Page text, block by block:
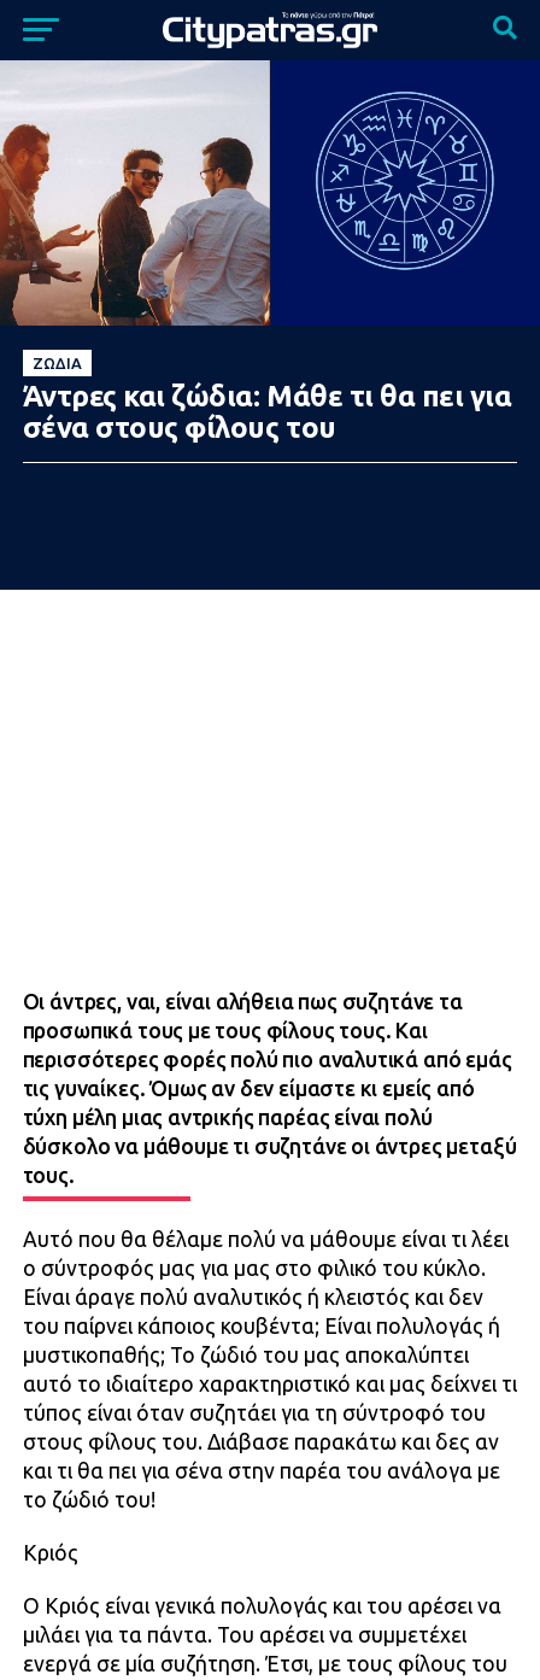
ΖΏΔΙΑ
Άντρες και ζώδια: Μάθε τι θα πει για
σένα στους φίλους του
Οι άντρες, ναι, είναι αλήθεια πως συζητάνε τα
προσωπικά τους με τους φίλους τους. Και
περισσότερες φορές πολύ πιο αναλυτικά από εμάς
τις γυναίκες. Όμως αν δεν είμαστε κι εμείς από
τύχη μέλη μιας αντρικής παρέας είναι πολύ
δύσκολο να μάθουμε τι συζητάνε οι άντρες μεταξύ
τους.
Αυτό που θα θέλαμε πολύ να μάθουμε είναι τι λέει
ο σύντροφός μας για μας στο φιλικό του κύκλο.
Είναι άραγε πολύ αναλυτικός ή κλειστός και δεν
του παίρνει κάποιος κουβέντα; Είναι πολυλογάς ή
μυστικοπαθής; Το ζώδιό του μας αποκαλύπτει
αυτό το ιδιαίτερο χαρακτηριστικό και μας δείχνει τι
τύπος είναι όταν συζητάει για τη σύντροφό του
στους φίλους του. Διάβασε παρακάτω και δες αν
και τι θα πει για σένα στην παρέα του ανάλογα με
το ζώδιό του!
Κριός
Ο Κριός είναι γενικά πολυλογάς και του αρέσει να
μιλάει για τα πάντα. Του αρέσει να συμμετέχει
ενεργά σε μία συζήτηση. Έτσι, με τους φίλους του